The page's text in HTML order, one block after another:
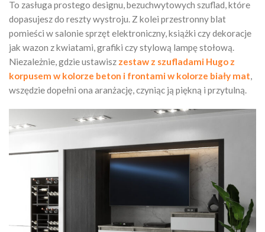
To zasługa prostego designu, bezuchwytowych szuflad, które
dopasujesz do reszty wystroju. Z kolei przestronny blat
pomieści w salonie sprzęt elektroniczny, książki czy dekoracje
jak wazon z kwiatami, grafiki czy stylową lampę stołową.
Niezależnie, gdzie ustawisz zestaw z szufladami Hugo z
korpusem w kolorze beton i frontami w kolorze biały mat,
wszędzie dopełni ona aranżację, czyniąc ją piękną i przytulną.